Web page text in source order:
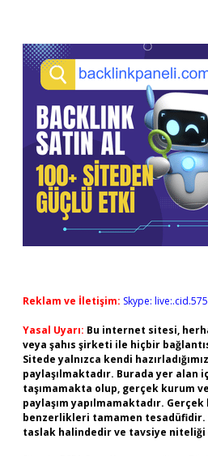
Reklam ve İletişim: Skype:
Yasal Uyarı: Bu internet sitesi,
veya şahıs şirketi ile hiçbir
Sitede yalnızca kendi
paylaşılmaktadır. Burada yer
taşımamakta olup, gerçek kurum
paylaşım yapılmamaktadır.
benzerlikleri tamamen
taslak halindedir ve tavsiye niteliği